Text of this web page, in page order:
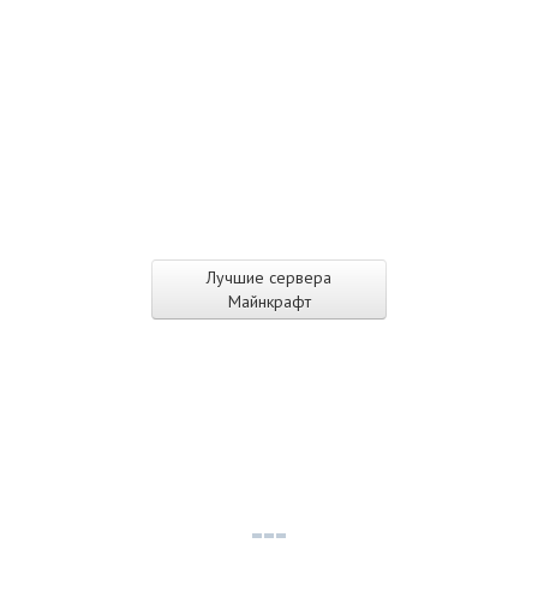
Лучшие сервера
Майнкрафт